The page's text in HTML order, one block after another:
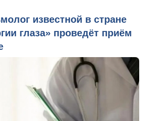
известной в стране
глаза» проведёт приём